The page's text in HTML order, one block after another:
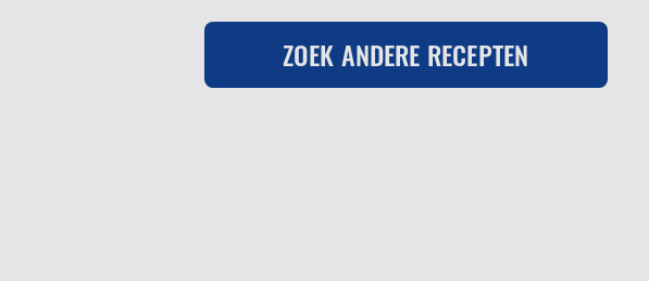
ZOEK ANDERE RECEPTEN